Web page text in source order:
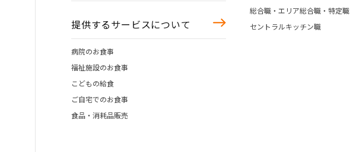
提供するサービスについて
病院のお食事
福祉施設のお食事
こどもの給食
ご自宅でのお食事
食品・消耗品販売
総合職・エリア総合職・特定職
セントラルキッチン職